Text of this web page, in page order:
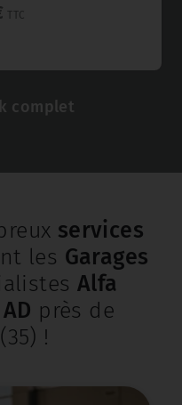
TTC
complet
services
les Garages
Alfa
près de
(35) !